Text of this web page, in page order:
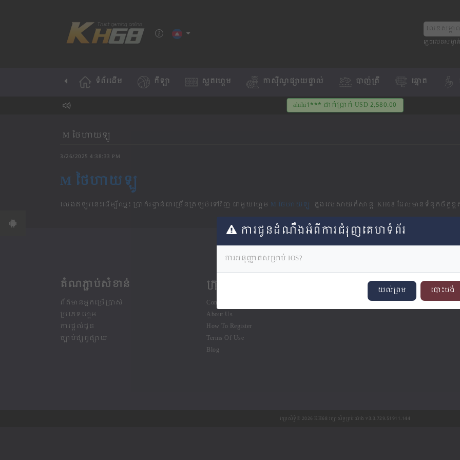
ភ្លេចលេខសម្ងា
ទំព័រដើម កីឡា ស្លតហ្គេម កាស៊ីណូផ្សាយផ្ទាល់ បាញ់ត្រី ឆ្នោត
M ថៃហាយឡូ
3/26/2025 4:38:33 PM
M ថៃហាយឡូ
លេងឥឡូវនេះដេីម្បីឈ្នះ ប្រាក់រង្វាន់ជាច្រេីនត្រឡប់ទៅវិញ​​ ជាមួយហ្គេម M ថៃហាយឡូ ក្នុងវេបសាយកំសាន្ដ​​ KH68 ដែលមានទំនុកចិត្ត
តំណភ្ជាប់សំខាន់
ព័ត៌មានអ្នកប្រើប្រាស់
ប្រភេទហ្គេម
ការផ្តល់ជូន
ច្បាប់ផ្សព្វផ្សាយ
ក្រុមហ៊ុន​របស់​យើង
Contact Us
About Us
How To Register
Terms Of Use
Blog
រក្សាសិទ្ធិ© 2026 KH68 រក្សា​សិទ្ធ​គ្រប់យ៉ាង v3.3.729.51911.144
ការជូនដំណឹងអំពីការជំរុញគេហទំព័រ
ការអនុញ្ញាតសម្រាប់ IOS?
យល់ព្រម បោះបង់